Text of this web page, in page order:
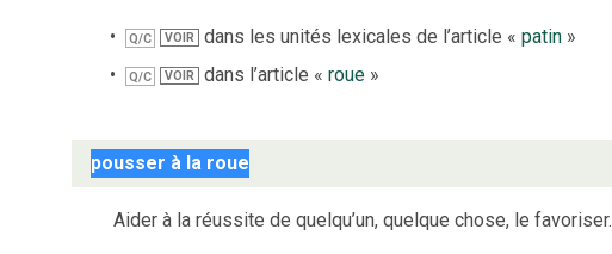
Q/C VOIR dans les unités lexicales de l’article «patin »
Q/C VOIR dans l’article «roue »
pousser à la roue
Aider à la réussite de quelqu’un, quelque chose, le favoriser.